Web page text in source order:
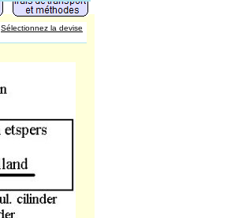
Sélectionnez la devise